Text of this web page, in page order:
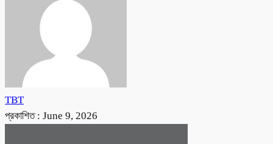
TBT
প্রকাশিত : June 9, 2026